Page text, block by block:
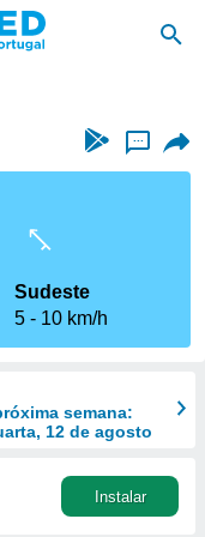
...
Sudeste
5
10 km/h
semana:
12 de agosto
Instalar